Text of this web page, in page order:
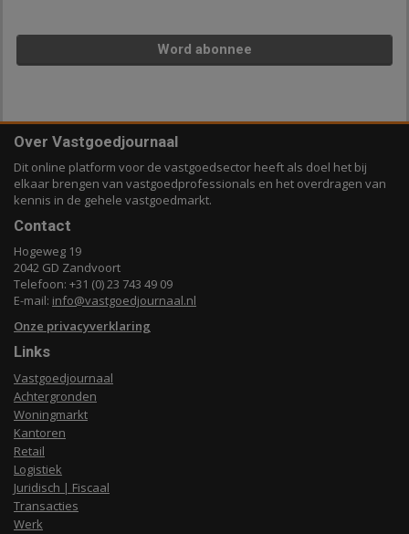
Word abonnee
Over Vastgoedjournaal
Dit online platform voor de vastgoedsector heeft als doel het bij
elkaar brengen van vastgoedprofessionals en het overdragen van
kennis in de gehele vastgoedmarkt.
Contact
Hogeweg 19
2042 GD Zandvoort
Telefoon: +31 (0) 23 743 49 09
E-mail: info@vastgoedjournaal.nl
Onze privacyverklaring
Links
Vastgoedjournaal
Achtergronden
Woningmarkt
Kantoren
Retail
Logistiek
Juridisch | Fiscaal
Transacties
Werk